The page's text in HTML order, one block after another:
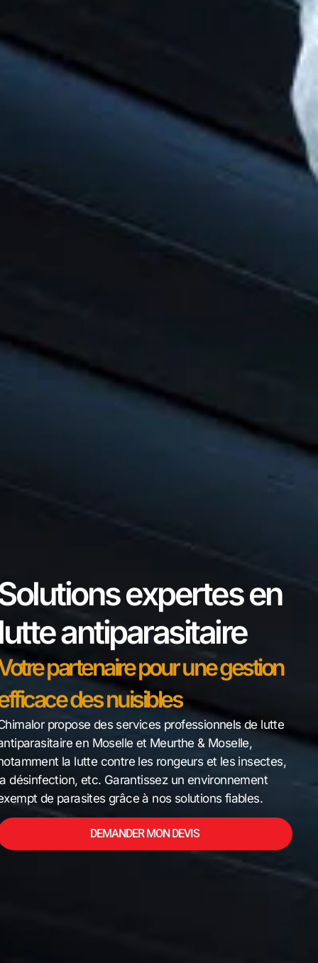
expertes en
antiparasitaire
partenaire pour une gestion
des nuisibles
propose des services professionnels de lutte
en Moselle et Meurthe & Moselle,
la lutte contre les rongeurs et les insectes,
désinfection, etc. Garantissez un environnement
de parasites grâce à nos solutions fiables.
DEMANDER MON DEVIS